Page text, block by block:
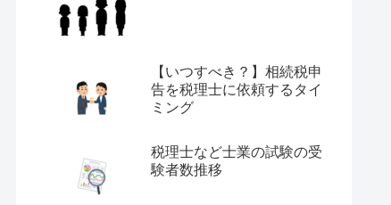
【いつすべき？】相続税申
告を税理士に依頼するタイ
ミング
税理士など士業の試験の受
験者数推移